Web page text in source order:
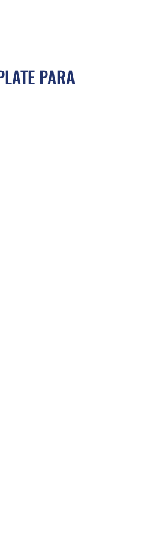
PARA